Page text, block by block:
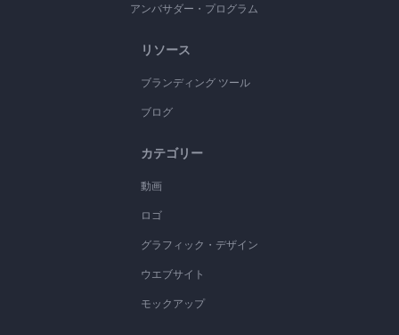
アンバサダー・プログラム
リソース
ブランディング ツール
ブログ
カテゴリー
動画
ロゴ
グラフィック・デザイン
ウエブサイト
モックアップ